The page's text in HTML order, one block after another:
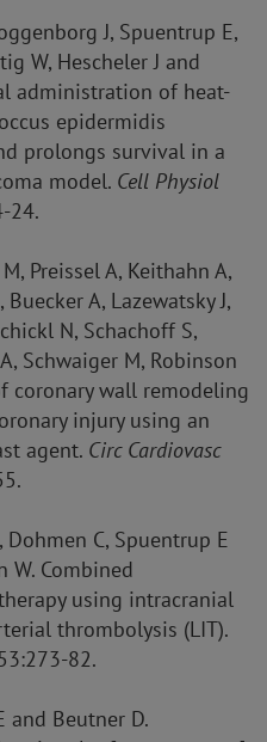
J, Spuentrup E,
W, Hescheler J and
administration of heat-
epidermidis
prolongs survival in a
model. Cell Physiol
24.
Preissel A, Keithahn A,
A, Lazewatsky J,
N, Schachoff S,
Schwaiger M, Robinson
coronary wall remodeling
injury using an
agent. Circ Cardiovasc
C, Spuentrup E
W. Combined
using intracranial
thrombolysis (LIT).
82.
and Beutner D.